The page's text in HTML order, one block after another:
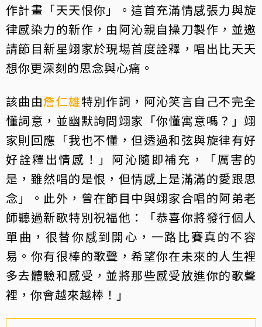
作計畫「天天恨你」。這首充滿情感張力與旋
律感染力的新作，由阿沁親自操刀製作，並邀
請節目新星翊家於現場首度詮釋，唱出比天天
想你更深刻的思念與心痛。
該曲由詹仁雄特別作詞，阿沁笑言自己不完全
懂詞意，並幽默詢問翊家「你懂寓意嗎？」翊
家則回應「我也不懂，但透過和弦與旋律有好
好詮釋出情感！」阿沁隨即補充，「厲害的
是，雖然唱的是恨，但情感上是滿滿的愛跟思
念」。此外，曾在節目中與翊家合唱的阿弟老
師聽過新歌特別祝福他：「恭喜你將發行個人
單曲，很替你感到開心，一路比賽真的不容
易。你有很棒的歌聲，希望你在未來的人生裡
多去體驗和感受，並將那些感受放進你的歌聲
裡，你會越來越棒！」